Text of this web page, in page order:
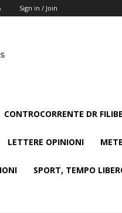
Sign in / Join
CONTROCORRENTE DR
LETTERE OPINIONI
SPORT, TEMPO